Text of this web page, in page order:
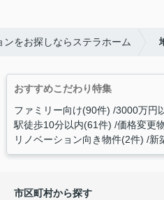
をお探しならステラホーム
おすすめこだわり特集
ファミリー向け(90件) 3000万円
駅徒歩10分以内(61件) 価格変更
リノベーション向き物件(2件) 新
市区町村から探す